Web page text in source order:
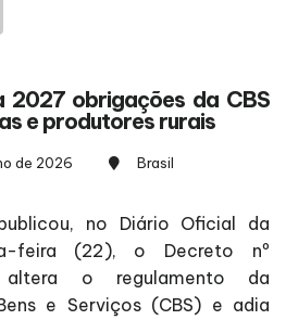
obrigações da CBS
e produtores rurais
de 2026
Brasil
no Diário Oficial da
feira (22), o Decreto nº
altera o regulamento da
e Serviços (CBS) e adia